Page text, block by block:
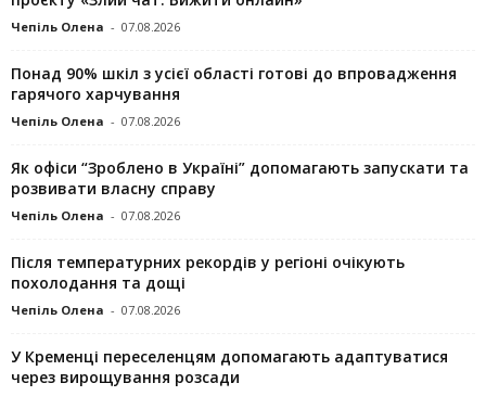
Чепіль Олена - 07.08.2026
Понад 90% шкіл з усієї області готові до впровадження
гарячого харчування
Чепіль Олена - 07.08.2026
Як офіси “Зроблено в Україні” допомагають запускaти та
розвивати власну справу
Чепіль Олена - 07.08.2026
Після температурних рекордів у регіоні очікують
похолодання та дощі
Чепіль Олена - 07.08.2026
У Кременці переселенцям допомагають адаптуватися
через вирощування розсади